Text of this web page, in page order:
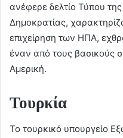
ανέφερε δελτίο Τύπου
Δημοκρατίας,
επιχείρηση των ΗΠΑ,
έναν από τους βασικούς
Αμερική.
Τουρκία
Το τουρκικό υπουργείο